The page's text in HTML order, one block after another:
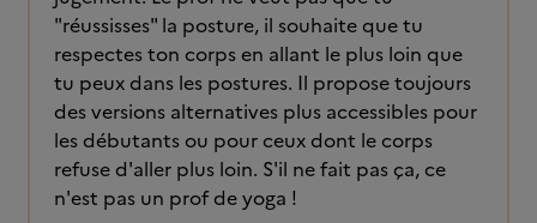
"réussisses" la posture, il souhaite que tu
respectes ton corps en allant le plus loin que
tu peux dans les postures. Il propose toujours
des versions alternatives plus accessibles pour
les débutants ou pour ceux dont le corps
refuse d'aller plus loin. S'il ne fait pas ça, ce
n'est pas un prof de yoga !